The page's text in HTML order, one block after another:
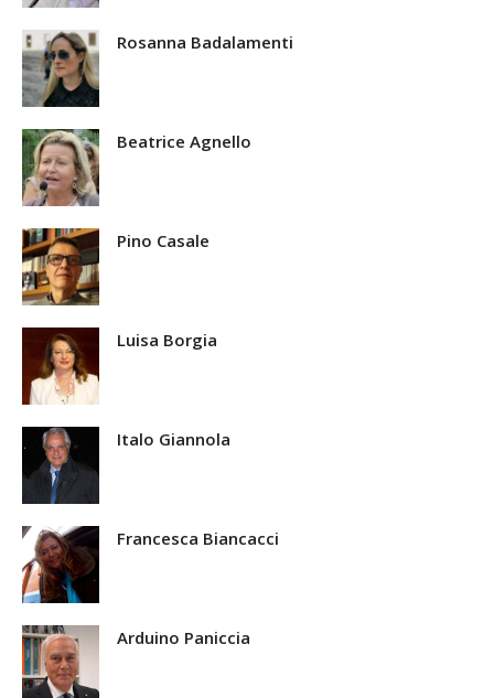
Rosanna Badalamenti
Beatrice Agnello
Pino Casale
Luisa Borgia
Italo Giannola
Francesca Biancacci
Arduino Paniccia